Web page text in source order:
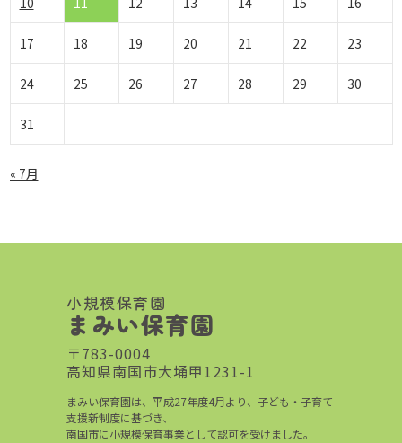
17 18 19 20 21 22 23
24 25 26 27 28 29 30
31
« 7月
小規模保育園
まみい保育園
〒783-0004
高知県南国市大埇甲1231-1
まみい保育園は、平成27年度4月より、子ども・子育て
支援新制度に基づき、
南国市に小規模保育事業として認可を受けました。